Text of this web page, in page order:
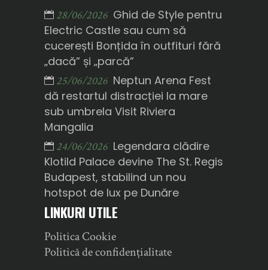
28/06/2026 Ghid de Style pentru
Electric Castle sau cum să
cucerești Bonțida în outfituri fără
„dacă” și „parcă”
25/06/2026 Neptun Arena Fest
dă restartul distracției la mare
sub umbrela Visit Riviera
Mangalia
24/06/2026 Legendara clădire
Klotild Palace devine The St. Regis
Budapest, stabilind un nou
hotspot de lux pe Dunăre
LINKURI UTILE
Politica Cookie
Politică de confidențialitate